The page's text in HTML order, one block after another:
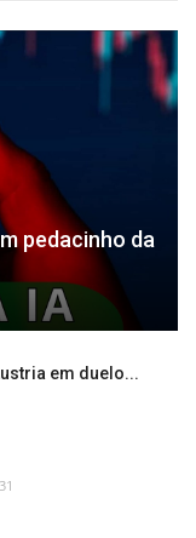
pedacinho da
em duelo...
31